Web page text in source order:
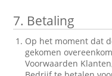
7. Betaling
Op het moment dat
gekomen
Voorwaarden